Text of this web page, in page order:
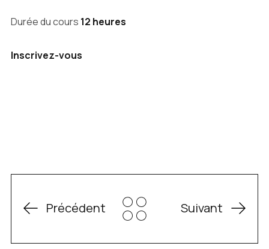
Durée du cours 12 heures
Inscrivez-vous
Précédent Suivant